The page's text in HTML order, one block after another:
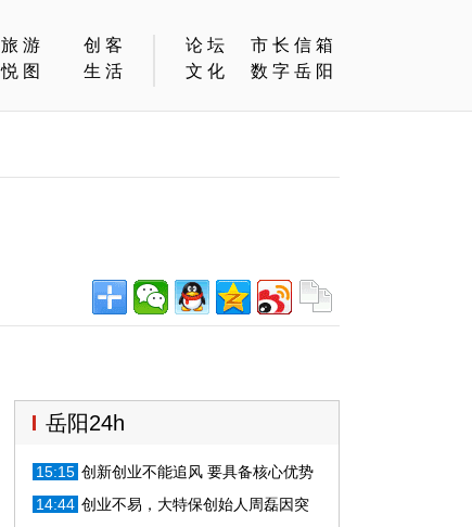
旅游
创客
悦图
生活
论坛
市长信箱
文化
数字岳阳
岳阳24h
15:15 创新创业不能追风 要具备核心优势
善于整合资源
14:44 创业不易，大特保创始人周磊因突